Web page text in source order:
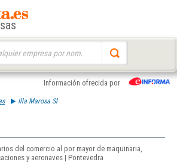
Información ofrecida por
Illa Marosa Sl
del comercio al por mayor de maquinaria,
y aeronaves | Pontevedra